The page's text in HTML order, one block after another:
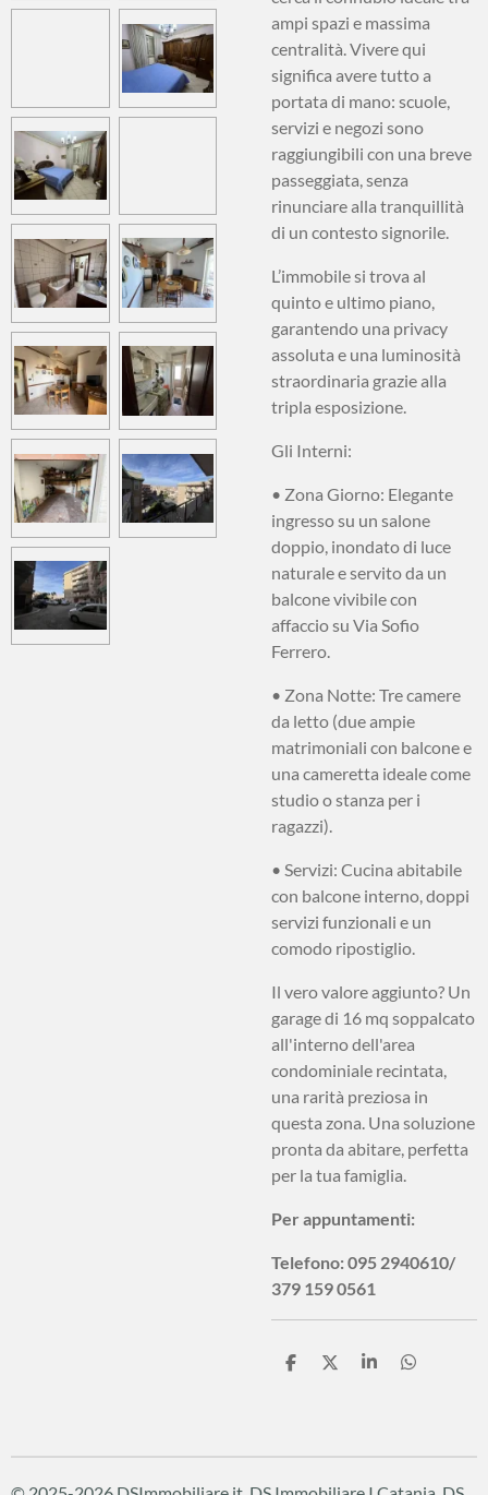
ampi spazi e massima
centralità. Vivere qui
significa avere tutto a
portata di mano: scuole,
servizi e negozi sono
raggiungibili con una breve
passeggiata, senza
rinunciare alla tranquillità
di un contesto signorile.
L’immobile si trova al
quinto e ultimo piano,
garantendo una privacy
assoluta e una luminosità
straordinaria grazie alla
tripla esposizione.
Gli Interni:
• Zona Giorno: Elegante
ingresso su un salone
doppio, inondato di luce
naturale e servito da un
balcone vivibile con
affaccio su Via Sofio
Ferrero.
• Zona Notte: Tre camere
da letto (due ampie
matrimoniali con balcone e
una cameretta ideale come
studio o stanza per i
ragazzi).
• Servizi: Cucina abitabile
con balcone interno, doppi
servizi funzionali e un
comodo ripostiglio.
Il vero valore aggiunto? Un
garage di 16 mq soppalcato
all'interno dell'area
condominiale recintata,
una rarità preziosa in
questa zona. Una soluzione
pronta da abitare, perfetta
per la tua famiglia.
Per appuntamenti:
Telefono: 095 2940610/
379 159 0561
C
v
d
C
v
d
C
v
d
C
v
d